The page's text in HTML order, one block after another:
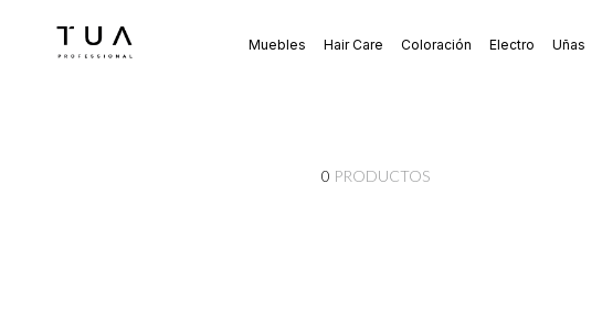
Muebles Hair Care Coloración Electro Uñas
0 PRODUCTOS